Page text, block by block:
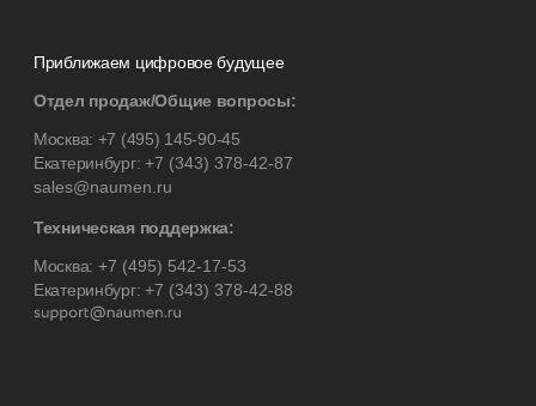
Приближаем цифровое будущее
Отдел продаж/Общие вопросы:
Москва: +7 (495) 145-90-45
Екатеринбург:+7 (343) 378-42-87
sales@naumen.ru
Техническая поддержка:
Москва: +7 (495) 542-17-53
Екатеринбург:+7 (343) 378-42-88